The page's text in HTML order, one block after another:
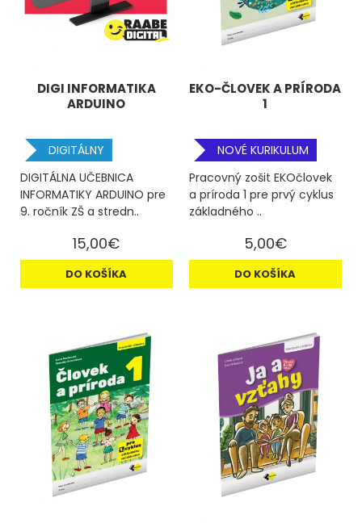
DIGI INFORMATIKA
ARDUINO
DIGITÁLNY
DIGITÁLNA UČEBNICA
INFORMATIKY ARDUINO pre
9. ročník ZŠ a stredn..
15,00€
DO KOŠÍKA
EKO-ČLOVEK A PRÍRODA
1
NOVÉ KURIKULUM
Pracovný zošit EKOčlovek
a príroda 1 pre prvý cyklus
základného ..
5,00€
DO KOŠÍKA